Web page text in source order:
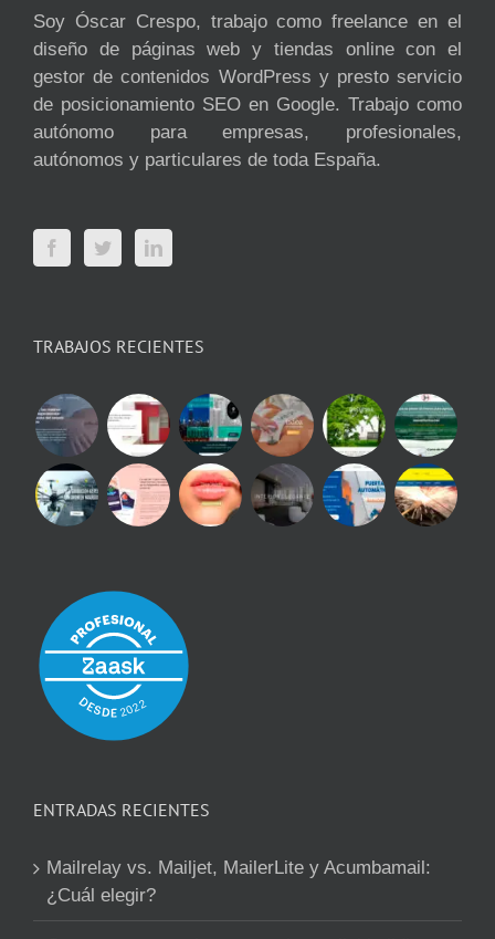
Soy Óscar Crespo, trabajo como freelance en el
diseño de páginas web y tiendas online con el
gestor de contenidos WordPress y presto servicio
de posicionamiento SEO en Google. Trabajo como
autónomo para empresas, profesionales,
autónomos y particulares de toda España.
TRABAJOS RECIENTES
ENTRADAS RECIENTES
Mailrelay vs. Mailjet, MailerLite y Acumbamail:
¿Cuál elegir?